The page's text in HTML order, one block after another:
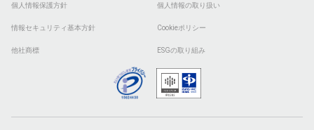
個人情報保護方針 個人情報の取り扱い
情報セキュリティ基本方針 Cookieポリシー
他社商標 ESGの取り組み